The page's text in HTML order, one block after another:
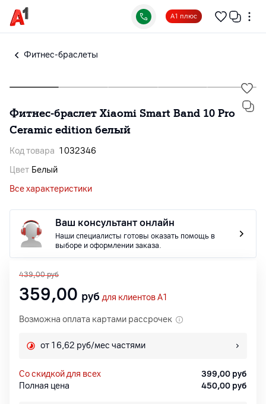
А1 плюс
Фитнес-браслеты
Фитнес-браслет Xiaomi Smart Band 10 Pro
Ceramic edition белый
Код товара 1032346
Цвет Белый
Все характеристики
Ваш консультант онлайн
Наши специалисты готовы оказать помощь в
выборе и оформлении заказа.
439,00 руб
359,00 руб для клиентов A1
Возможна оплата картами рассрочек
от 16,62 руб/мес частями
со скидкой для всех 399,00 руб
Полная цена
450,00 руб